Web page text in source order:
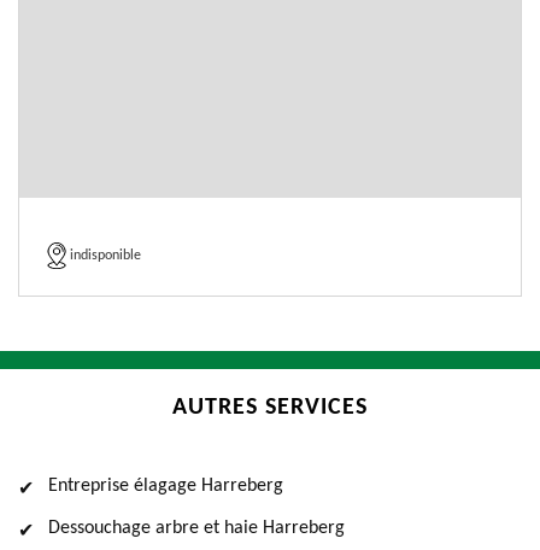
indisponible
AUTRES SERVICES
Entreprise élagage Harreberg
Dessouchage arbre et haie Harreberg